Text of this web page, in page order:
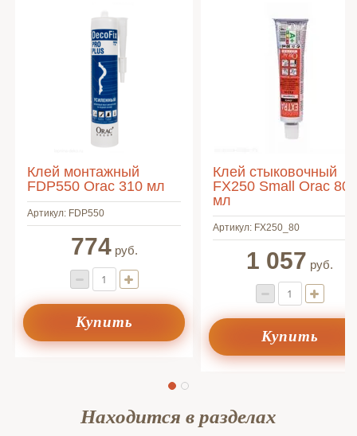
Клей монтажный
FDP550 Orac 310 мл
Артикул: FDP550
774руб.
Купить
Клей стыковочный
FX250 Small Orac 80
мл
Артикул: FX250_80
1 057 руб.
Купить
Находится в разделах